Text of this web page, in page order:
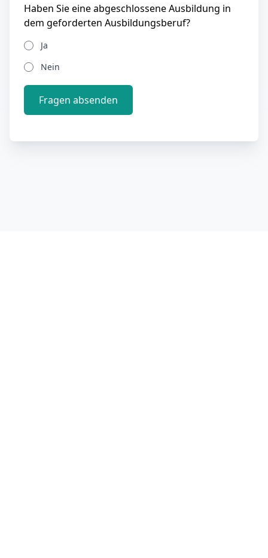
Haben Sie eine abgeschlossene Ausbildung in
dem geforderten Ausbildungsberuf?
Ja
Nein
Fragen absenden